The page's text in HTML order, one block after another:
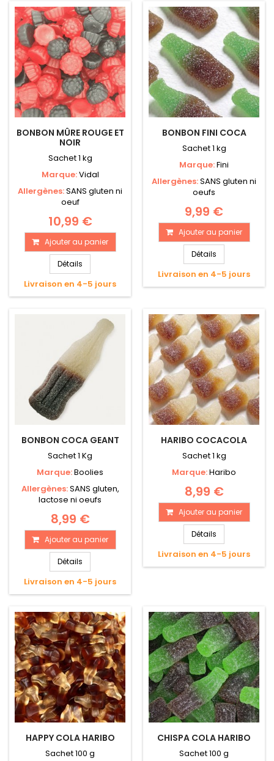
BONBON MÛRE ROUGE ET
NOIR
Sachet 1 kg
Marque:Vidal
Allergènes:SANS gluten ni
oeuf
10,99 €
Ajouter au panier
Détails
Livraison en 4-5 jours
BONBON FINI COCA
Sachet 1 kg
Marque:Fini
Allergènes:SANS gluten ni
oeufs
9,99 €
Ajouter au panier
Détails
Livraison en 4-5 jours
BONBON COCA GEANT
Sachet 1 Kg
Marque:Boolies
Allergènes:SANS gluten,
lactose ni oeufs
8,99 €
Ajouter au panier
Détails
Livraison en 4-5 jours
HARIBO COCACOLA
Sachet 1 kg
Marque:Haribo
8,99 €
Ajouter au panier
Détails
Livraison en 4-5 jours
HAPPY COLA HARIBO
Sachet 100 g
CHISPA COLA HARIBO
Sachet 100 g